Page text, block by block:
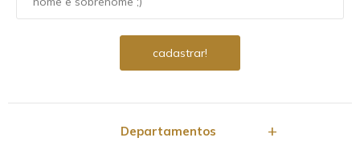
Departamentos